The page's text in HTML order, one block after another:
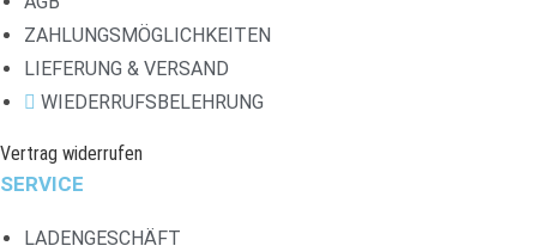
ZAHLUNGSMÖGLICHKEITEN
LIEFERUNG & VERSAND
WIEDERRUFSBELEHRUNG
Vertrag widerrufen
SERVICE
LADENGESCHÄFT